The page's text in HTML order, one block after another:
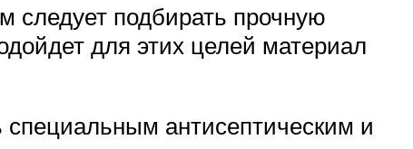
следует подбирать прочную
для этих целей материал
антисептическим и